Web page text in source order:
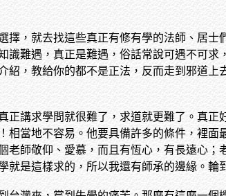
，就去找這些真正有修有學的法師、居
識難遇，真正是難遇，俗話常說可遇不可
紹，教給你的都不是正法，反而走到邪道
正講求學問就很難了，求道就更難了。真
當地不容易。他要具備許多的條件，裡
師敬仰、愛慕，而且有恆心，有長遠心
是這樣求的，所以我還有師承的邊緣。輪